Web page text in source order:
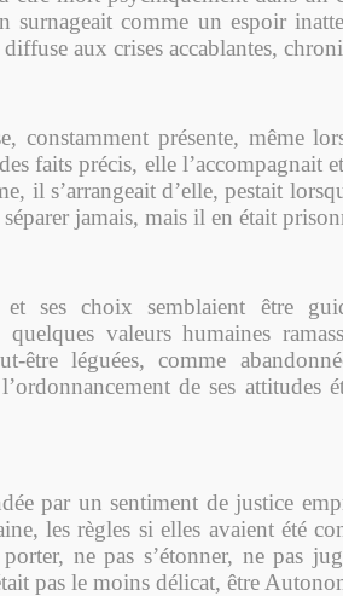
surnageait comme un espoir
aux crises accablantes,
constamment présente, même
faits précis, elle l’accompagnait
il s’arrangeait d’elle, pestait
séparer jamais, mais il en était
et ses choix semblaient être
valeurs humaines
être léguées, comme
de ses attitudes
par un sentiment de justice
les règles si elles avaient été
ne pas s’étonner, ne pas
pas le moins délicat, être